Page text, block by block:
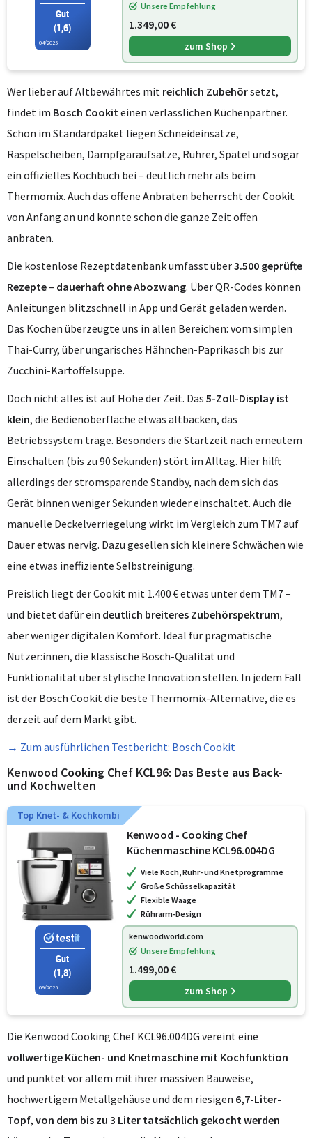
Gut
(1,6)
04/2025
Unsere Empfehlung
1.349,00 €
zum Shop
Wer lieber auf Altbewährtes mit reichlich Zubehörsetzt,
findet im Bosch Cookiteinen verlässlichen Küchenpartner.
Schon im Standardpaket liegen Schneideinsätze,
Raspelscheiben, Dampfgaraufsätze, Rührer, Spatel und sogar
ein offizielles Kochbuch bei – deutlich mehr als beim
Thermomix. Auch das offene Anbraten beherrscht der Cookit
von Anfang an und konnte schon die ganze Zeit offen
anbraten.
Die kostenlose Rezeptdatenbank umfasst über3.500 geprüfte
Rezepte– dauerhaft ohne Abozwang. Über QR-Codes können
Anleitungen blitzschnell in App und Gerät geladen werden.
Das Kochen überzeugte uns in allen Bereichen: vom simplen
Thai-Curry, über ungarisches Hähnchen-Paprikasch bis zur
Zucchini-Kartoffelsuppe.
Doch nicht alles ist auf Höhe der Zeit. Das 5-Zoll-Display ist
klein, die Bedienoberfläche etwas altbacken, das
Betriebssystem träge. Besonders die Startzeit nach erneutem
Einschalten (bis zu 90 Sekunden) stört im Alltag. Hier hilft
allerdings der stromsparende Standby, nach dem sich das
Gerät binnen weniger Sekunden wieder einschaltet. Auch die
manuelle Deckelverriegelung wirkt im Vergleich zum TM7 auf
Dauer etwas nervig. Dazu gesellen sich kleinere Schwächen wie
eine etwas ineffiziente Selbstreinigung.
Preislich liegt der Cookit mit 1.400 € etwas unter dem TM7 –
und bietet dafür ein deutlich breiteres Zubehörspektrum,
aber weniger digitalen Komfort. Ideal für pragmatische
Nutzer:innen, die klassische Bosch-Qualität und
Funktionalität über stylische Innovation stellen. In jedem Fall
ist der Bosch Cookit die beste Thermomix-Alternative, die es
derzeit auf dem Markt gibt.
→ Zum ausführlichen Testbericht: Bosch Cookit
Kenwood Cooking Chef KCL96: Das Beste aus Back-
und Kochwelten
Top Knet- & Kochkombi
Gut
(1,8)
09/2025
Kenwood - Cooking Chef
Küchenmaschine KCL96.004DG
Viele Koch, Rühr- und Knetprogramme
Große Schüsselkapazität
Flexible Waage
Rührarm-Design
kenwoodworld.com
Unsere Empfehlung
1.499,00 €
zum Shop
Die Kenwood Cooking Chef KCL96.004DG vereint eine
vollwertige Küchen- und Knetmaschine mit Kochfunktion
und punktet vor allem mit ihrer massiven Bauweise,
hochwertigem Metallgehäuse und dem riesigen 6,7-Liter-
Topf, von dem bis zu 3 Liter tatsächlich gekocht werden